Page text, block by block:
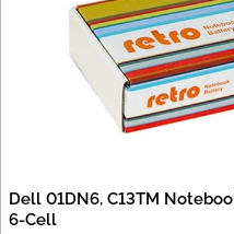
Dell 01DN6, C13TM
6-Cell